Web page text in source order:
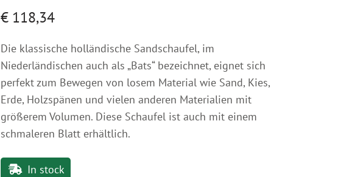
€ 118,34
Die klassische holländische Sandschaufel, im
Niederländischen auch als „Bats“ bezeichnet, eignet sich
perfekt zum Bewegen von losem Material wie Sand, Kies,
Erde, Holzspänen und vielen anderen Materialien mit
größerem Volumen. Diese Schaufel ist auch mit einem
schmaleren Blatt erhältlich.
In stock